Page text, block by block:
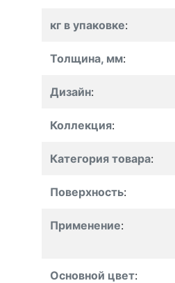
кг в упаковке:
Толщина, мм:
Дизайн:
Коллекция:
Категория товара:
Поверхность:
Применение:
Основной цвет: